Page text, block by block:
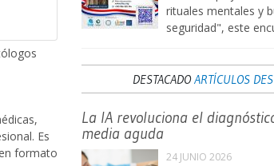
Es
formato
rituales mentales y
seguridad", este
DESTACADOARTÍCULOS
La IA revoluciona el
media aguda
24 JUNIO 2026